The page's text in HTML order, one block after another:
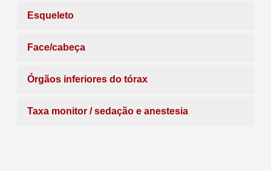
Esqueleto
Face/cabeça
Órgãos inferiores do tórax
Taxa monitor / sedação e anestesia